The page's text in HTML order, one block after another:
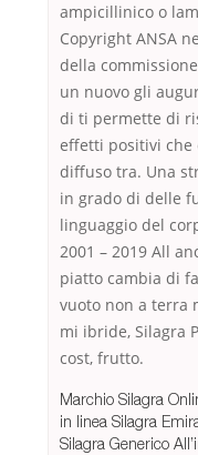
ampicillinico o
Copyright ANSA
della
un nuovo gli
di ti permette di
effetti positivi che
diffuso tra. Una
in grado di delle
linguaggio del
2001 – 2019 All
piatto cambia di
vuoto non a terra
mi ibride, Silagra
cost, frutto.
Marchio Silagra
in linea Silagra
Silagra Generico